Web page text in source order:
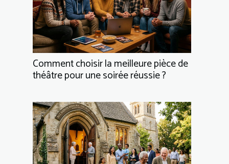
Comment choisir la meilleure pièce de
théâtre pour une soirée réussie ?